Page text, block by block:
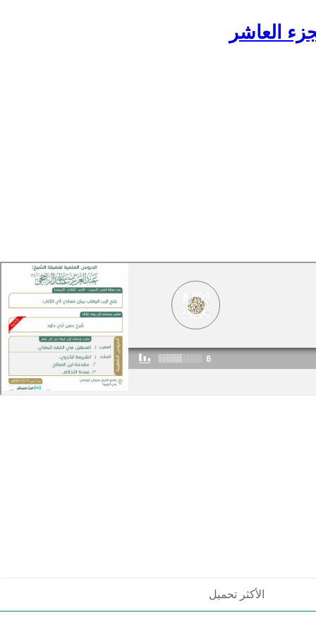
العاشر
الأكثر تحميل